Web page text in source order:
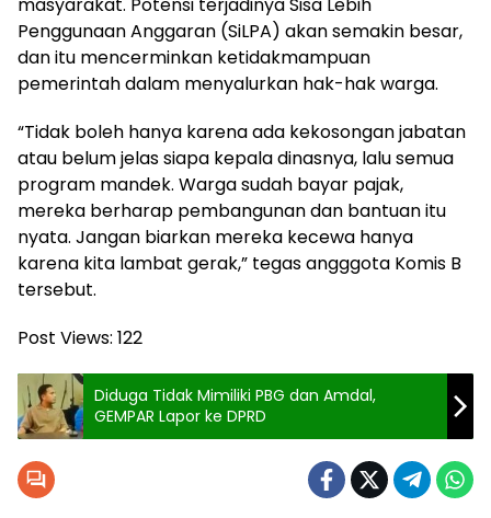
Penggunaan Anggaran (SiLPA) akan semakin besar,
dan itu mencerminkan ketidakmampuan
pemerintah dalam menyalurkan hak-hak warga.
“Tidak boleh hanya karena ada kekosongan jabatan
atau belum jelas siapa kepala dinasnya, lalu semua
program mandek. Warga sudah bayar pajak,
mereka berharap pembangunan dan bantuan itu
nyata. Jangan biarkan mereka kecewa hanya
karena kita lambat gerak,” tegas angggota Komis B
tersebut.
Post Views: 122
Diduga Tidak Mimiliki PBG dan Amdal,
GEMPAR Lapor ke DPRD